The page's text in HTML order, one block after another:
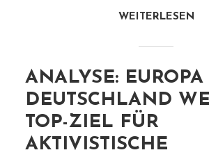
WEITERLESEN
ANALYSE:
DEUTSCHLAND
TOP-ZIEL FÜR
AKTIVISTISCHE